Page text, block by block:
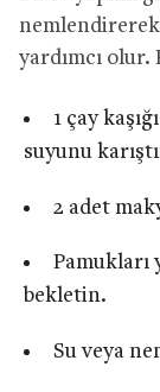
yardımcı olur.
1 çay
suyunu
2 adet
Pamukları
bekletin.
Su veya